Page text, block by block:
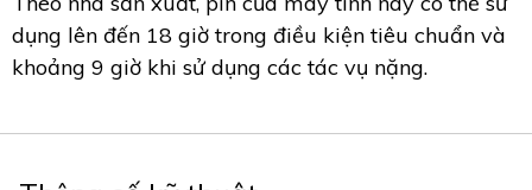
dụng lên đến 18 giờ trong điều kiện tiêu chuẩn và
khoảng 9 giờ khi sử dụng các tác vụ nặng.